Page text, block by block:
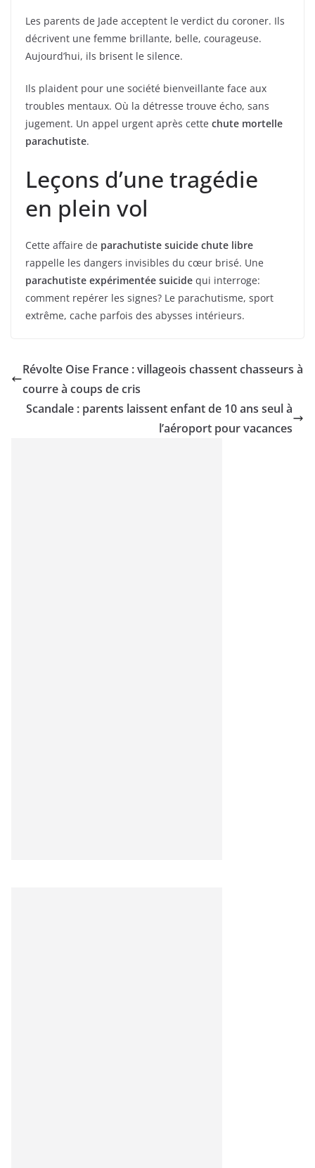
Les parents de Jade acceptent le verdict du coroner. Ils
décrivent une femme brillante, belle, courageuse.
Aujourd’hui, ils brisent le silence.
Ils plaident pour une société bienveillante face aux
troubles mentaux. Où la détresse trouve écho, sans
jugement. Un appel urgent après cette chute mortelle
parachutiste.
Leçons d’une tragédie
en plein vol
Cette affaire de parachutiste suicide chute libre
rappelle les dangers invisibles du cœur brisé. Une
parachutiste expérimentée suicide qui interroge:
comment repérer les signes? Le parachutisme, sport
extrême, cache parfois des abysses intérieurs.
Révolte Oise France : villageois chassent chasseurs à
courre à coups de cris
Scandale : parents laissent enfant de 10 ans seul à
l’aéroport pour vacances